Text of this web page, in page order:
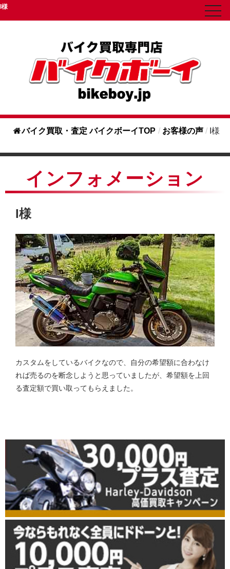
toggle
I様
バイク買取・査定 バイクボーイTOP / お客様の声 / I様
インフォメーション
I様
カスタムをしているバイクなので、自分の希望額に合わなけ
れば売るのを断念しようと思っていましたが、希望額を上回
る査定額で買い取ってもらえました。